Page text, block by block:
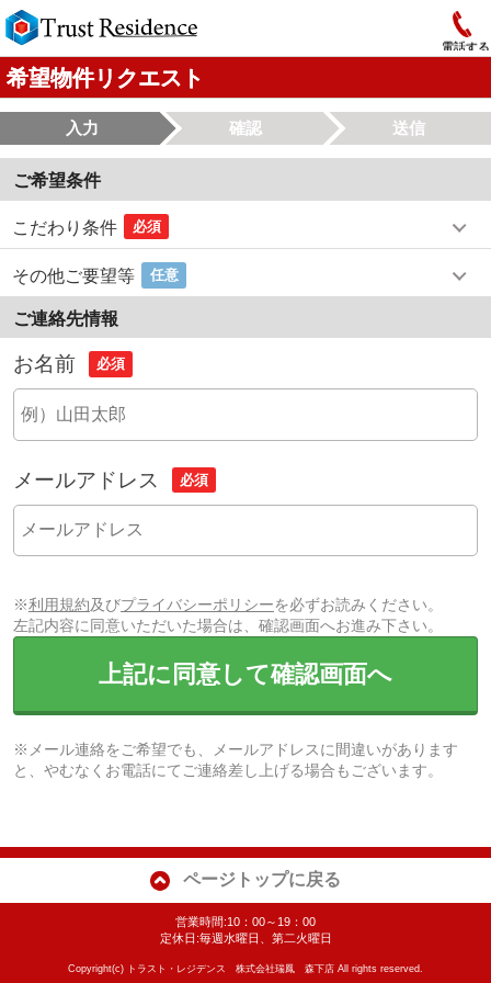
電話する
希望物件リクエスト
入力 確認 送信
ご希望条件
こだわり条件 必須
その他ご要望等 任意
ご連絡先情報
お名前 必須
メールアドレス 必須
※利用規約及びプライバシーポリシーを必ずお読みください。
左記内容に同意いただいた場合は、確認画面へお進み下さい。
上記に同意して確認画面へ
※メール連絡をご希望でも、メールアドレスに間違いがあります
と、やむなくお電話にてご連絡差し上げる場合もございます。
ページトップに戻る
営業時間:10：00～19：00
定休日:毎週水曜日、第二火曜日
Copyright(c) トラスト・レジデンス 株式会社瑞鳳 森下店 All rights reserved.